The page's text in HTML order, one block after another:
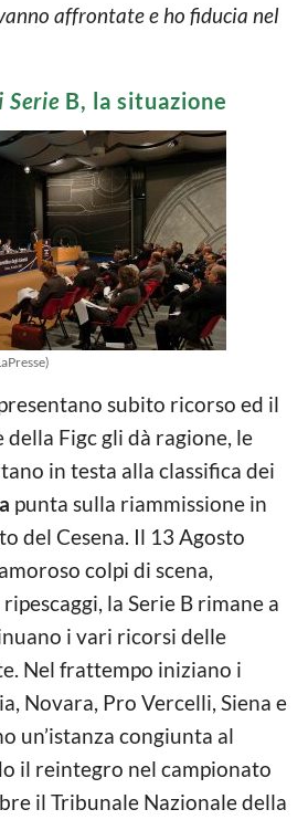
affrontate e ho fiducia nel
SerieB, la situazione
subito ricorso ed il
Figc gli dà ragione, le
in testa alla classifica dei
punta sulla riammissione in
del Cesena. Il 13 Agosto
colpi di scena,
la Serie B rimane a
i vari ricorsi delle
Nel frattempo iniziano i
Novara, Pro Vercelli, Siena e
un’istanza congiunta al
il reintegro nel campionato
il Tribunale Nazionale della